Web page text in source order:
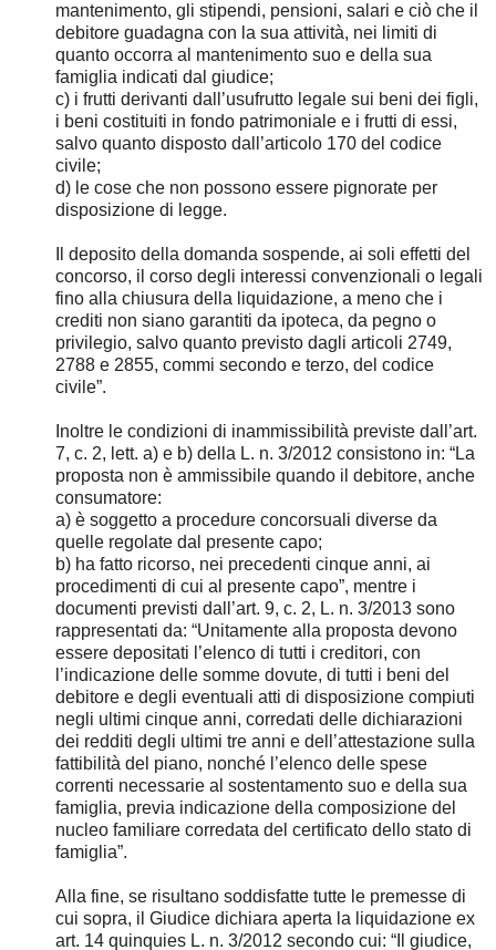
mantenimento, gli stipendi, pensioni, salari e ciò che il
debitore guadagna con la sua attività, nei limiti di
quanto occorra al mantenimento suo e della sua
famiglia indicati dal giudice;
c) i frutti derivanti dall’usufrutto legale sui beni dei figli,
i beni costituiti in fondo patrimoniale e i frutti di essi,
salvo quanto disposto dall’articolo 170 del codice
civile;
d) le cose che non possono essere pignorate per
disposizione di legge.
Il deposito della domanda sospende, ai soli effetti del
concorso, il corso degli interessi convenzionali o legali
fino alla chiusura della liquidazione, a meno che i
crediti non siano garantiti da ipoteca, da pegno o
privilegio, salvo quanto previsto dagli articoli 2749,
2788 e 2855, commi secondo e terzo, del codice
civile”.
Inoltre le condizioni di inammissibilità previste dall’art.
7, c. 2, lett. a) e b) della L. n. 3/2012 consistono in: “La
proposta non è ammissibile quando il debitore, anche
consumatore:
a) è soggetto a procedure concorsuali diverse da
quelle regolate dal presente capo;
b) ha fatto ricorso, nei precedenti cinque anni, ai
procedimenti di cui al presente capo”, mentre i
documenti previsti dall’art. 9, c. 2, L. n. 3/2013 sono
rappresentati da: “Unitamente alla proposta devono
essere depositati l’elenco di tutti i creditori, con
l’indicazione delle somme dovute, di tutti i beni del
debitore e degli eventuali atti di disposizione compiuti
negli ultimi cinque anni, corredati delle dichiarazioni
dei redditi degli ultimi tre anni e dell’attestazione sulla
fattibilità del piano, nonché l’elenco delle spese
correnti necessarie al sostentamento suo e della sua
famiglia, previa indicazione della composizione del
nucleo familiare corredata del certificato dello stato di
famiglia”.
Alla fine, se risultano soddisfatte tutte le premesse di
cui sopra, il Giudice dichiara aperta la liquidazione ex
art. 14 quinquies L. n. 3/2012 secondo cui: “Il giudice,